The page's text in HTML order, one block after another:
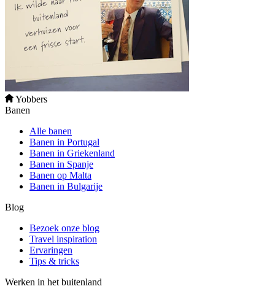
Yobbers
Banen
Alle banen
Banen in Portugal
Banen in Griekenland
Banen in Spanje
Banen op Malta
Banen in Bulgarije
Blog
Bezoek onze blog
Travel inspiration
Ervaringen
Tips & tricks
Werken in het buitenland